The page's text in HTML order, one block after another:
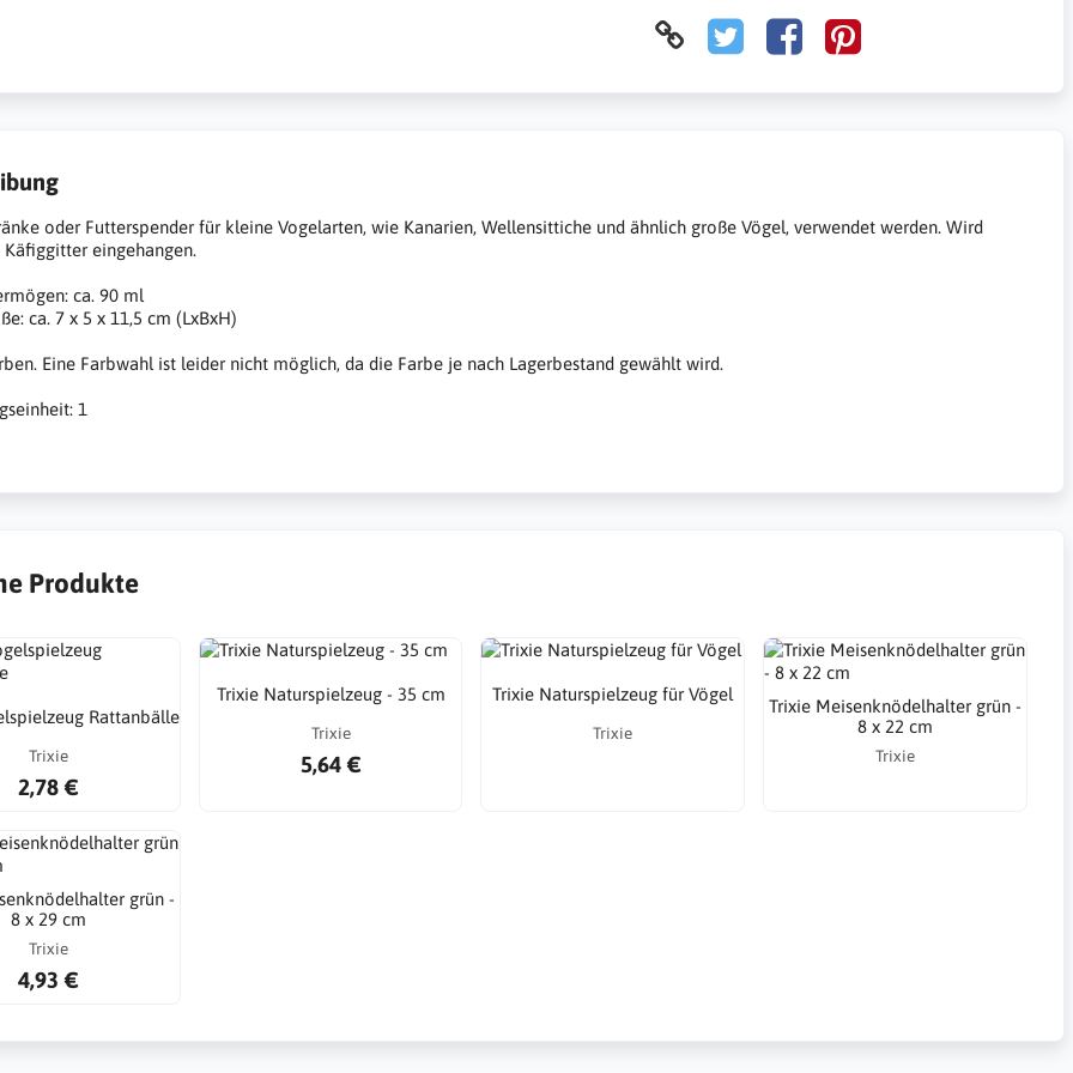
oder Futterspender für kleine Vogelarten, wie Kanarien, Wellensittiche und ähnlich große Vögel, verwendet werden. Wird
Käfiggitter eingehangen.
ca. 90 ml
ca. 7 x 5 x 11,5 cm (LxBxH)
Eine Farbwahl ist leider nicht möglich, da die Farbe je nach Lagerbestand gewählt wird.
1
Produkte
Rattanbälle
Trixie
2,78 €
Trixie Naturspielzeug - 35 cm
Trixie
5,64 €
Trixie Naturspielzeug für Vögel
Trixie
Trixie Meisenknödelhalter grün -
8 x 22 cm
Trixie
grün -
8 x 29 cm
Trixie
4,93 €